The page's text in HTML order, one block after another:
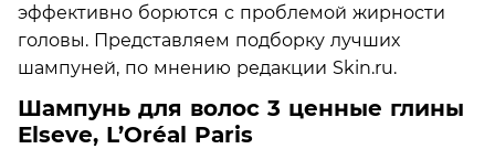
эффективно борются с проблемой жирности
головы. Представляем подборку лучших
шампуней, по мнению редакции Skin.ru.
Шампунь для волос 3 ценные глины
Elseve, L’Оréal Paris